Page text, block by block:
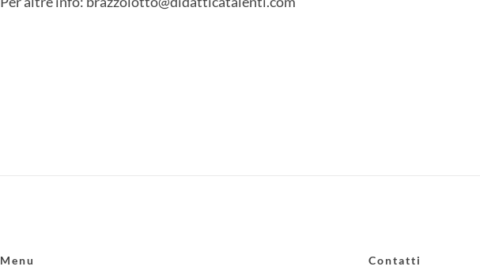
Menu Contatti